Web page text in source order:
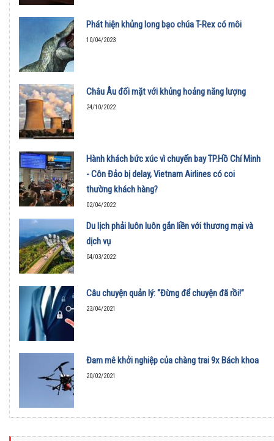
Phát hiện khủng long bạo chúa T-Rex có môi
10/04/2023
Châu Âu đối mặt với khủng hoảng năng lượng
24/10/2022
Hành khách bức xúc vì chuyến bay TP.Hồ Chí Minh
- Côn Đảo bị delay, Vietnam Airlines có coi
thường khách hàng?
02/04/2022
Du lịch phải luôn luôn gắn liền với thương mại và
dịch vụ
04/03/2022
Câu chuyện quản lý: “Đừng để chuyện đã rồi!”
23/04/2021
Đam mê khởi nghiệp của chàng trai 9x Bách khoa
20/02/2021